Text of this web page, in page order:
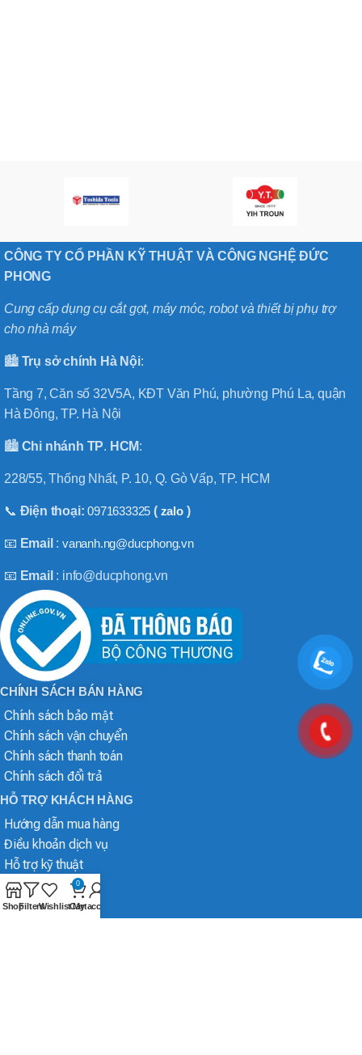
CÔNG TY CỔ PHẦN KỸ THUẬT VÀ CÔNG NGHỆ ĐỨC
PHONG
Cung cấp dụng cụ cắt gọt, máy móc, robot và thiết bị phụ trợ
cho nhà máy
🏙️ Trụ sở chính Hà Nội:
Tầng 7, Căn số 32V5A, KĐT Văn Phú, phường Phú La, quận
Hà Đông, TP. Hà Nội
🏙️ Chi nhánh TP. HCM:
228/55, Thống Nhất, P. 10, Q. Gò Vấp, TP. HCM
📞 Điện thoại:0971633325 ( zalo)
📧 Email :vananh.ng@ducphong.vn
📧 Email : info@ducphong.vn
CHÍNH SÁCH BÁN HÀNG
Chính sách bảo mật
Chính sách vận chuyển
Chính sách thanh toán
Chính sách đổi trả
HỖ TRỢ KHÁCH HÀNG
Hướng dẫn mua hàng
Điều khoản dịch vụ
Hỗ trợ kỹ thuật
ShopFiltersWishlist
0
Cart
My account